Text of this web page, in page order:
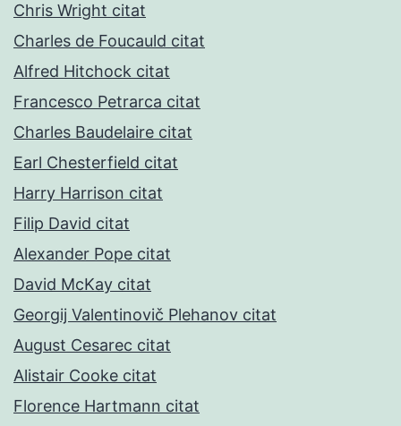
Chris Wright citat
Charles de Foucauld citat
Alfred Hitchock citat
Francesco Petrarca citat
Charles Baudelaire citat
Earl Chesterfield citat
Harry Harrison citat
Filip David citat
Alexander Pope citat
David McKay citat
Georgij Valentinovič Plehanov citat
August Cesarec citat
Alistair Cooke citat
Florence Hartmann citat